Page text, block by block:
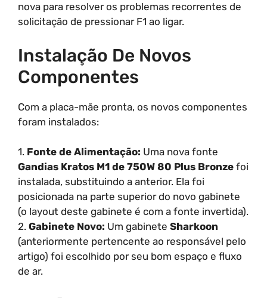
nova para resolver os problemas recorrentes de
solicitação de pressionar F1 ao ligar.
Instalação De Novos
Componentes
Com a placa-mãe pronta, os novos componentes
foram instalados:
1. Fonte de Alimentação: Uma nova fonte
Gandias Kratos M1 de 750W 80 Plus Bronze foi
instalada, substituindo a anterior. Ela foi
posicionada na parte superior do novo gabinete
(o layout deste gabinete é com a fonte invertida).
2. Gabinete Novo: Um gabinete Sharkoon
(anteriormente pertencente ao responsável pelo
artigo) foi escolhido por seu bom espaço e fluxo
de ar.